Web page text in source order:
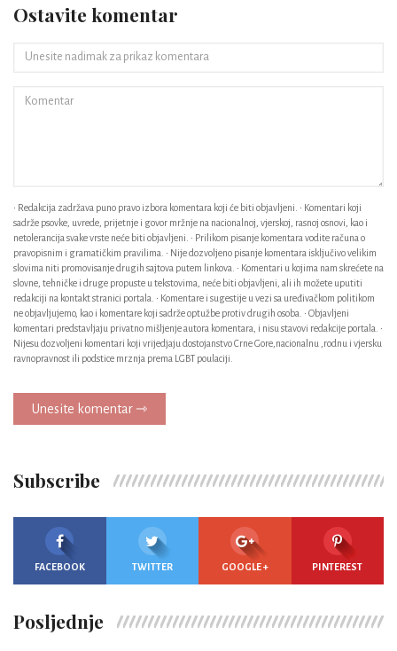
Ostavite komentar
• Redakcija zadržava puno pravo izbora komentara koji će biti objavljeni. • Komentari koji
sadrže psovke, uvrede, prijetnje i govor mržnje na nacionalnoj, vjerskoj, rasnoj osnovi, kao i
netolerancija svake vrste neće biti objavljeni. • Prilikom pisanje komentara vodite računa o
pravopisnim i gramatičkim pravilima. • Nije dozvoljeno pisanje komentara isključivo velikim
slovima niti promovisanje drugih sajtova putem linkova. • Komentari u kojima nam skrećete na
slovne, tehničke i druge propuste u tekstovima, neće biti objavljeni, ali ih možete uputiti
redakciji na kontakt stranici portala. • Komentare i sugestije u vezi sa uređivačkom politikom
ne objavljujemo, kao i komentare koji sadrže optužbe protiv drugih osoba. • Objavljeni
komentari predstavljaju privatno mišljenje autora komentara, i nisu stavovi redakcije portala. •
Nijesu dozvoljeni komentari koji vrijedjaju dostojanstvo Crne Gore,nacionalnu ,rodnu i vjersku
ravnopravnost ili podstice mrznja prema LGBT poulaciji.
Unesite komentar ⇾
Subscribe
FACEBOOK TWITTER GOOGLE + PINTEREST
Posljednje